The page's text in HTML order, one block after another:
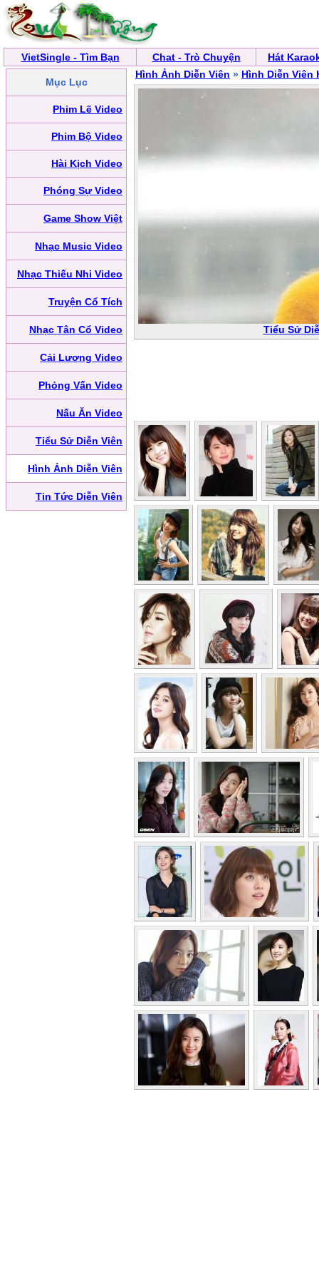
VietSingle - Tìm Bạn Chat - Trò Chuyện Hát
Mục Lục
Phim Lẽ Video
Phim Bộ Video
Hài Kịch Video
Phóng Sự Video
Game Show Việt
Nhạc Music Video
Nhạc Thiếu Nhi Video
Truyện Cổ Tích
Nhạc Tân Cổ Video
Cải Lương Video
Phỏng Vấn Video
Nấu Ăn Video
Tiểu Sử Diễn Viên
Hình Ảnh Diễn Viên
Tin Tức Diễn Viên
Hình Ảnh Diễn Viên » Hình Diễn Viên
Tiểu Sử